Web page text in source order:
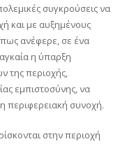
συγκρούσεις να
και με αυξημένους
ανέφερε, σε ένα
η ύπαρξη
της περιοχής,
εμπιστοσύνης, να
η περιφερειακή συνοχή.
στην περιοχή